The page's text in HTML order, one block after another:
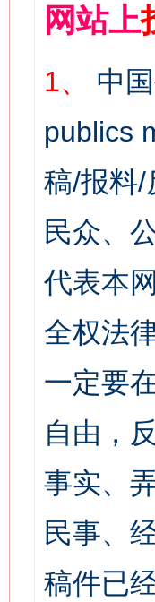
网站上
1、
中
publics
稿/报料/
民众、
代表本
全权法
一定要
自由，
事实、
民事、
稿件已